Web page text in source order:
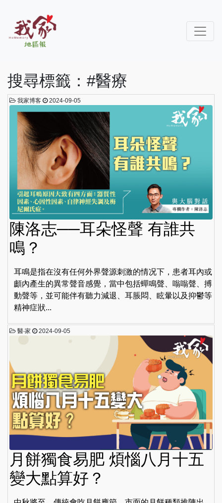
搜尋標籤：#醫療
我家博客 2024-09-05
陳洛志──耳朵怪聲 有誰共
鳴？
耳鳴是指在沒有任何外界聲源刺激的情况下，患者耳內或
顱內產生的異常聲音感覺，當中包括蟬鳴聲、嗡嗡聲、搏
動聲等，並可能伴有聽力減退、耳脹悶、眩暈以及抑鬱等
精神症狀...
醫‧家 2024-09-05
月餅獨食易肥 煩惱八月十五
變大點算好？